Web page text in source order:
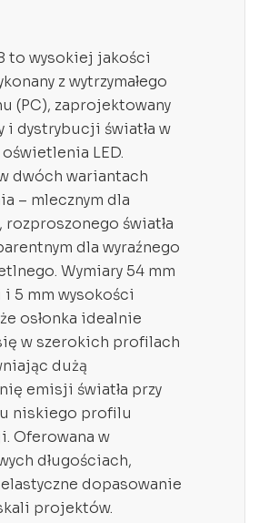
to wysokiej jakości
z wytrzymałego
(PC), zaprojektowany
i dystrybucji światła w
LED.
dwóch wariantach
– mlecznym dla
światła
dla wyraźnego
Wymiary 54 mm
5 mm wysokości
osłonka idealnie
w szerokich profilach
dużą
emisji światła przy
niskiego profilu
Oferowana w
długościach,
dopasowanie
projektów.